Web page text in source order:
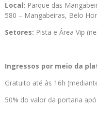
Local: Parque das
580 – Mangabeiras, Belo
Setores: Pista e Área Vip
Ingressos por meio da
Gratuito até às 16h
50% do valor da portaria